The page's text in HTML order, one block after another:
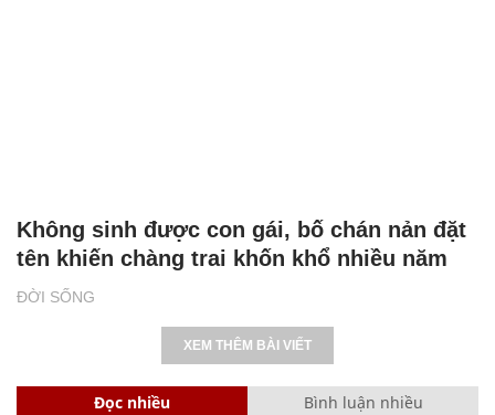
ĐỜI SỐNG
Không sinh được con gái, bố chán nản đặt
tên khiến chàng trai khốn khổ nhiều năm
XEM THÊM BÀI VIẾT
Đọc nhiều Bình luận nhiều